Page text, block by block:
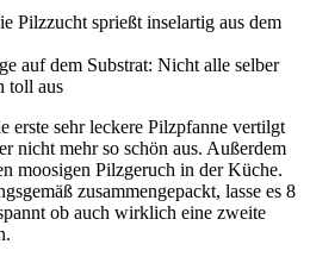
erste sehr leckere Pilzpfanne vertilgt
nicht mehr so schön aus. Außerdem
moosigen Pilzgeruch in der Küche.
zusammengepackt, lasse es 8
ob auch wirklich eine zweite